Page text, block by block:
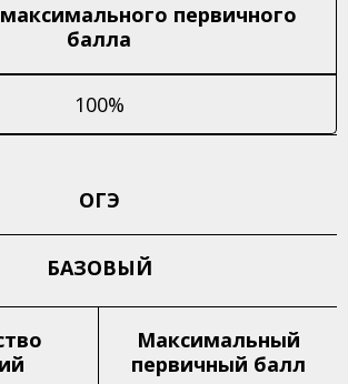
первичного
балла
100%
ОГЭ
БАЗОВЫЙ
Максимальный
первичный балл